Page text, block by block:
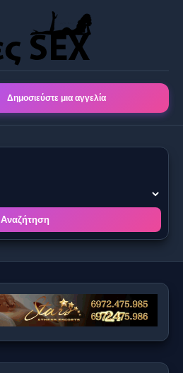
Δημοσιεύστε μια αγγελία
Αναζήτηση